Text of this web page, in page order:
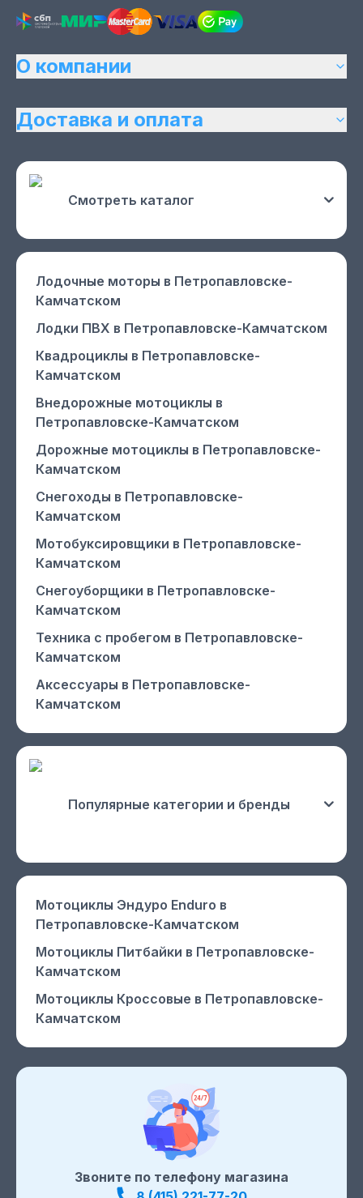
О компании
Доставка и оплата
Звоните по телефону магазина
Смотреть каталог
Лодочные моторы в Петропавловске-
Камчатском
Лодки ПВХ в Петропавловске-Камчатском
Квадроциклы в Петропавловске-
Камчатском
Внедорожные мотоциклы в
Петропавловске-Камчатском
Дорожные мотоциклы в Петропавловске-
Камчатском
Снегоходы в Петропавловске-
Камчатском
Мотобуксировщики в Петропавловске-
Камчатском
Снегоуборщики в Петропавловске-
Камчатском
Техника с пробегом в Петропавловске-
Камчатском
Аксессуары в Петропавловске-
Камчатском
Популярные категории и бренды
Мотоциклы Эндуро Enduro в
Петропавловске-Камчатском
Мотоциклы Питбайки в Петропавловске-
Камчатском
Мотоциклы Кроссовые в Петропавловске-
Камчатском